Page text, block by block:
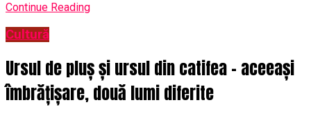
Continue Reading
Cultură
Ursul de pluș și ursul din catifea – aceeași
îmbrățișare, două lumi diferite